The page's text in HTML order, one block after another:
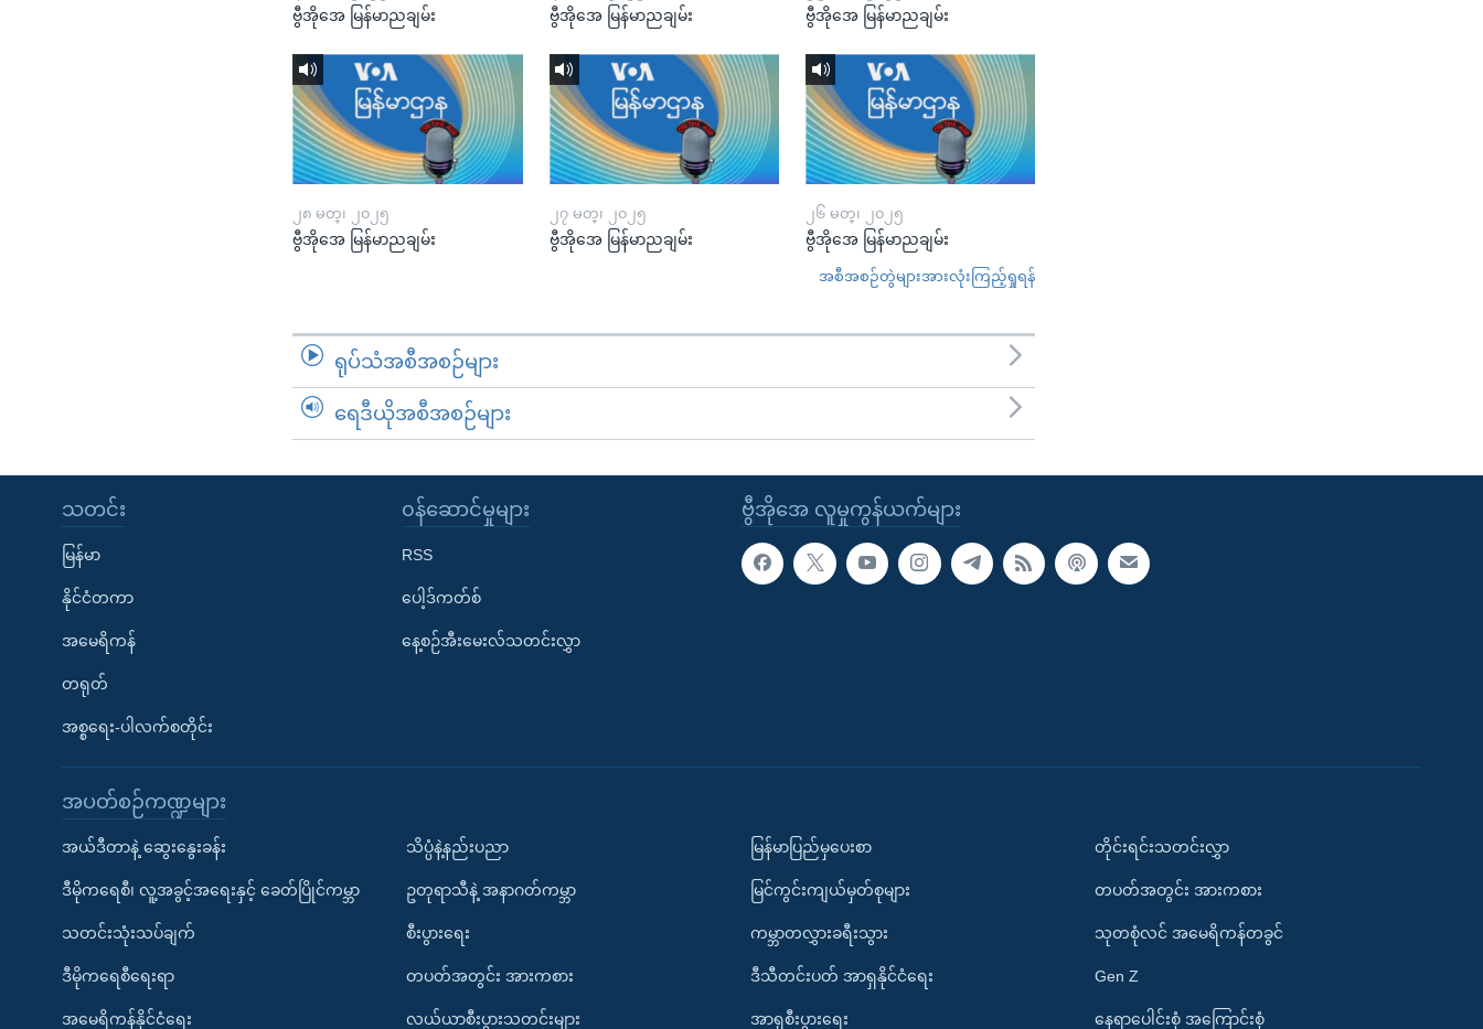
ဗွီအိုအေ မြန်မာညချမ်း ဗွီအိုအေ မြန်မာညချမ်း ဗွီအိုအေ မြန်မာညချမ်း
၂၈ မတ္၊ ၂၀၂၅
ဗွီအိုအေ မြန်မာညချမ်း
၂၇ မတ္၊ ၂၀၂၅
ဗွီအိုအေ မြန်မာညချမ်း
၂၆ မတ္၊ ၂၀၂၅
ဗွီအိုအေ မြန်မာညချမ်း
အစီအစဉ်တွဲများအားလုံးကြည့်ရှုရန်
ရုပ်သံအစီအစဉ်များ
ရေဒီယိုအစီအစဉ်များ
ဗွီအိုအေ လူမှုကွန်ယက်များ
သတင်း
မြန်မာ
နိုင်ငံတကာ
အမေရိကန်
တရုတ်
အစ္စရေး-ပါလက်စတိုင်း
၀န်ဆောင်မှုများ
RSS
ပေါ့ဒ်ကတ်စ်
နေ့စဉ်အီးမေးလ်သတင်းလွှာ
အပတ်စဉ်ကဏ္ဍများ
အယ်ဒီတာနဲ့ ဆွေးနွေးခန်း
ဒီမိုကရေစီ၊ လူ့အခွင့်အရေးနှင့် ခေတ်ပြိုင်ကမ္ဘာ
သတင်းသုံးသပ်ချက်
ဒီမိုကရေစီရေးရာ
အမေရိကန်နိုင်ငံရေး
သိပ္ပံနဲ့နည်းပညာ
ဥတုရာသီနဲ့ အနာဂတ်ကမ္ဘာ
စီးပွားရေး
တပတ်အတွင်း အားကစား
လယ်ယာစီးပွားသတင်းများ
မြန်မာပြည်မှပေးစာ
မြင်ကွင်းကျယ်မှတ်စုများ
ကမ္ဘာတလွှားခရီးသွား
ဒီသီတင်းပတ် အာရှနိုင်ငံရေး
အာရှစီးပွားရေး
တိုင်းရင်းသတင်းလွှာ
တပတ်အတွင်း အားကစား
သုတစုံလင် အမေရိကန်တခွင်
Gen Z
နေရာပေါင်းစုံ အကြောင်းစုံ